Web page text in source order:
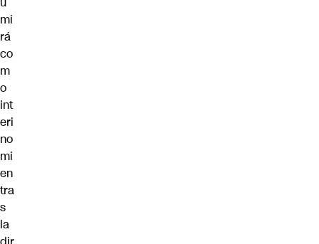
mi
rá
co
m
o
int
eri
no
mi
en
tra
s
la